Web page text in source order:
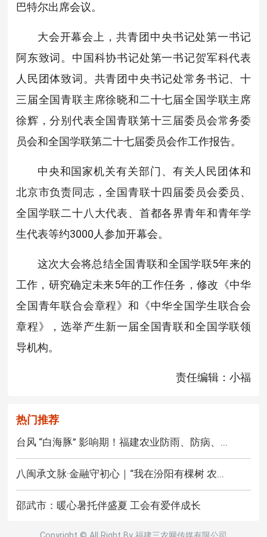
巴特尔出席会议。
大会开幕会上，共青团中央书记处第一书记
阿东致词。中国科协书记处第一书记贺军科代表
人民团体致词。共青团中央书记处常务书记、十
三届全国青联主席徐晓和二十七届全国学联主席
徐辉，分别代表全国青联第十三届委员会常务委
员会和全国学联第二十七届委员会作工作报告。
中央和国家机关有关部门、有关人民团体和
北京市负责同志，全国青联十四届委员会委员、
全国学联二十八大代表、首都各界青年和青年学
生代表等约3000人参加开幕会。
这次大会将总结全国青联和全国学联5年来的
工作，研究确定未来5年的工作任务，修改《中华
全国青年联合会章程》和《中华全国学生联合会
章程》，选举产生新一届全国青联和全国学联领
导机构。
责任编辑：小福
热门推荐
台风 “白海豚” 影响期！福建农业防雨、防病、...
八闽承文脉·金融守初心｜“我在汾阳有棵树 农...
邵武市：暖心暑托伴盛夏 工会有爱伴成长